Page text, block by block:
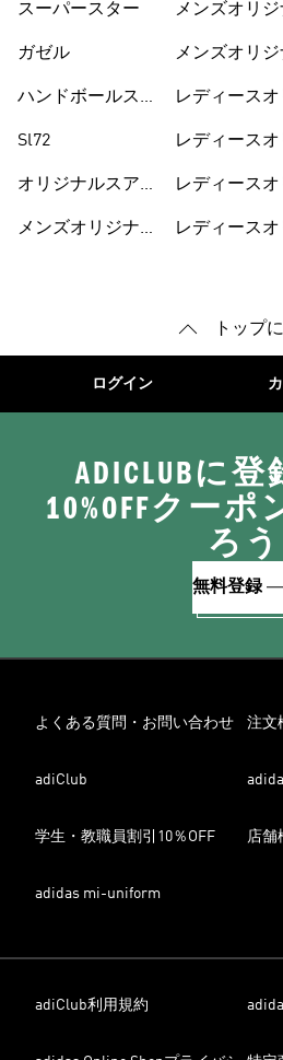
スーパースター
ガゼル
ハンドボールスペ
Sl72
オリジナルスアク
メンズオリジナル
メンズオリジ
メンズオリジ
レディースオ
レディースオ
レディースオ
レディースオ
トップ
ログイン
ADICLUBに登
10%OFFクー
ろう
無料登録
よくある質問・お問い合わせ 注文
adiClub
学生・教職員割引10％OFF 店舗
adidas mi-uniform
adiClub利用規約